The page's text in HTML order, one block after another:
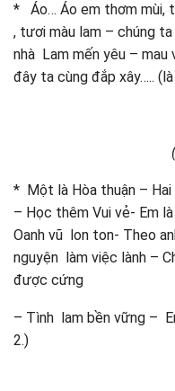
* Áo… Áo em thơm mùi,
, tươi màu lam – chúng
nhà Lam mến yêu –
đây ta cùng đắp xây…..
(hát theo
* Một là Hòa thuận – Hai
– Học thêm Vui vẻ- Em
Oanh vũ lon ton- Theo
nguyện làm việc lành –
được cứng
– Tình lam bền vững –
2.)